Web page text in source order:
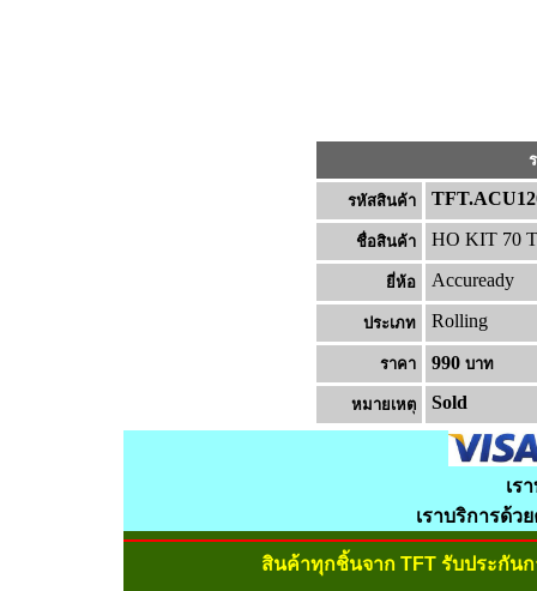
รหัสสินค้า
ชื่อสินค้า HO KIT 70
ยี่ห้อ Accuready
ประเภท Rolling
ราคา 990 บาท
หมายเหต Sold
เร
เราบริการด้ว
สินค้าทุกชิ้นจาก TFT รับประกัน